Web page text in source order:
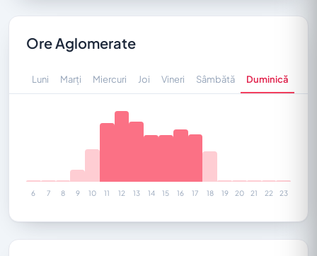
Ore Aglomerate
Luni Marți Miercuri Joi Vineri Sâmbătă Duminică
6 7 8 9 10 11 12 13 14 15 16 17 18 19 20 21 22 23